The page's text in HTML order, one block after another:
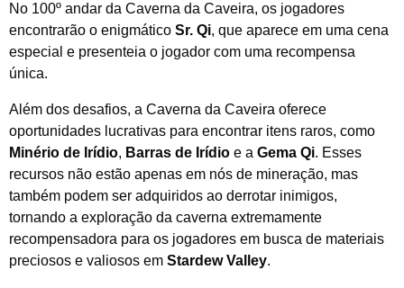
No 100º andar da Caverna da Caveira, os jogadores
encontrarão o enigmático Sr. Qi, que aparece em uma cena
especial e presenteia o jogador com uma recompensa
única.
Além dos desafios, a Caverna da Caveira oferece
oportunidades lucrativas para encontrar itens raros, como
Minério de Irídio, Barras de Irídio e a Gema Qi. Esses
recursos não estão apenas em nós de mineração, mas
também podem ser adquiridos ao derrotar inimigos,
tornando a exploração da caverna extremamente
recompensadora para os jogadores em busca de materiais
preciosos e valiosos em Stardew Valley.